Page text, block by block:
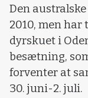
Den
2010, men
dyrskuet i
besætning,
forventer at
30. juni-2. juli.